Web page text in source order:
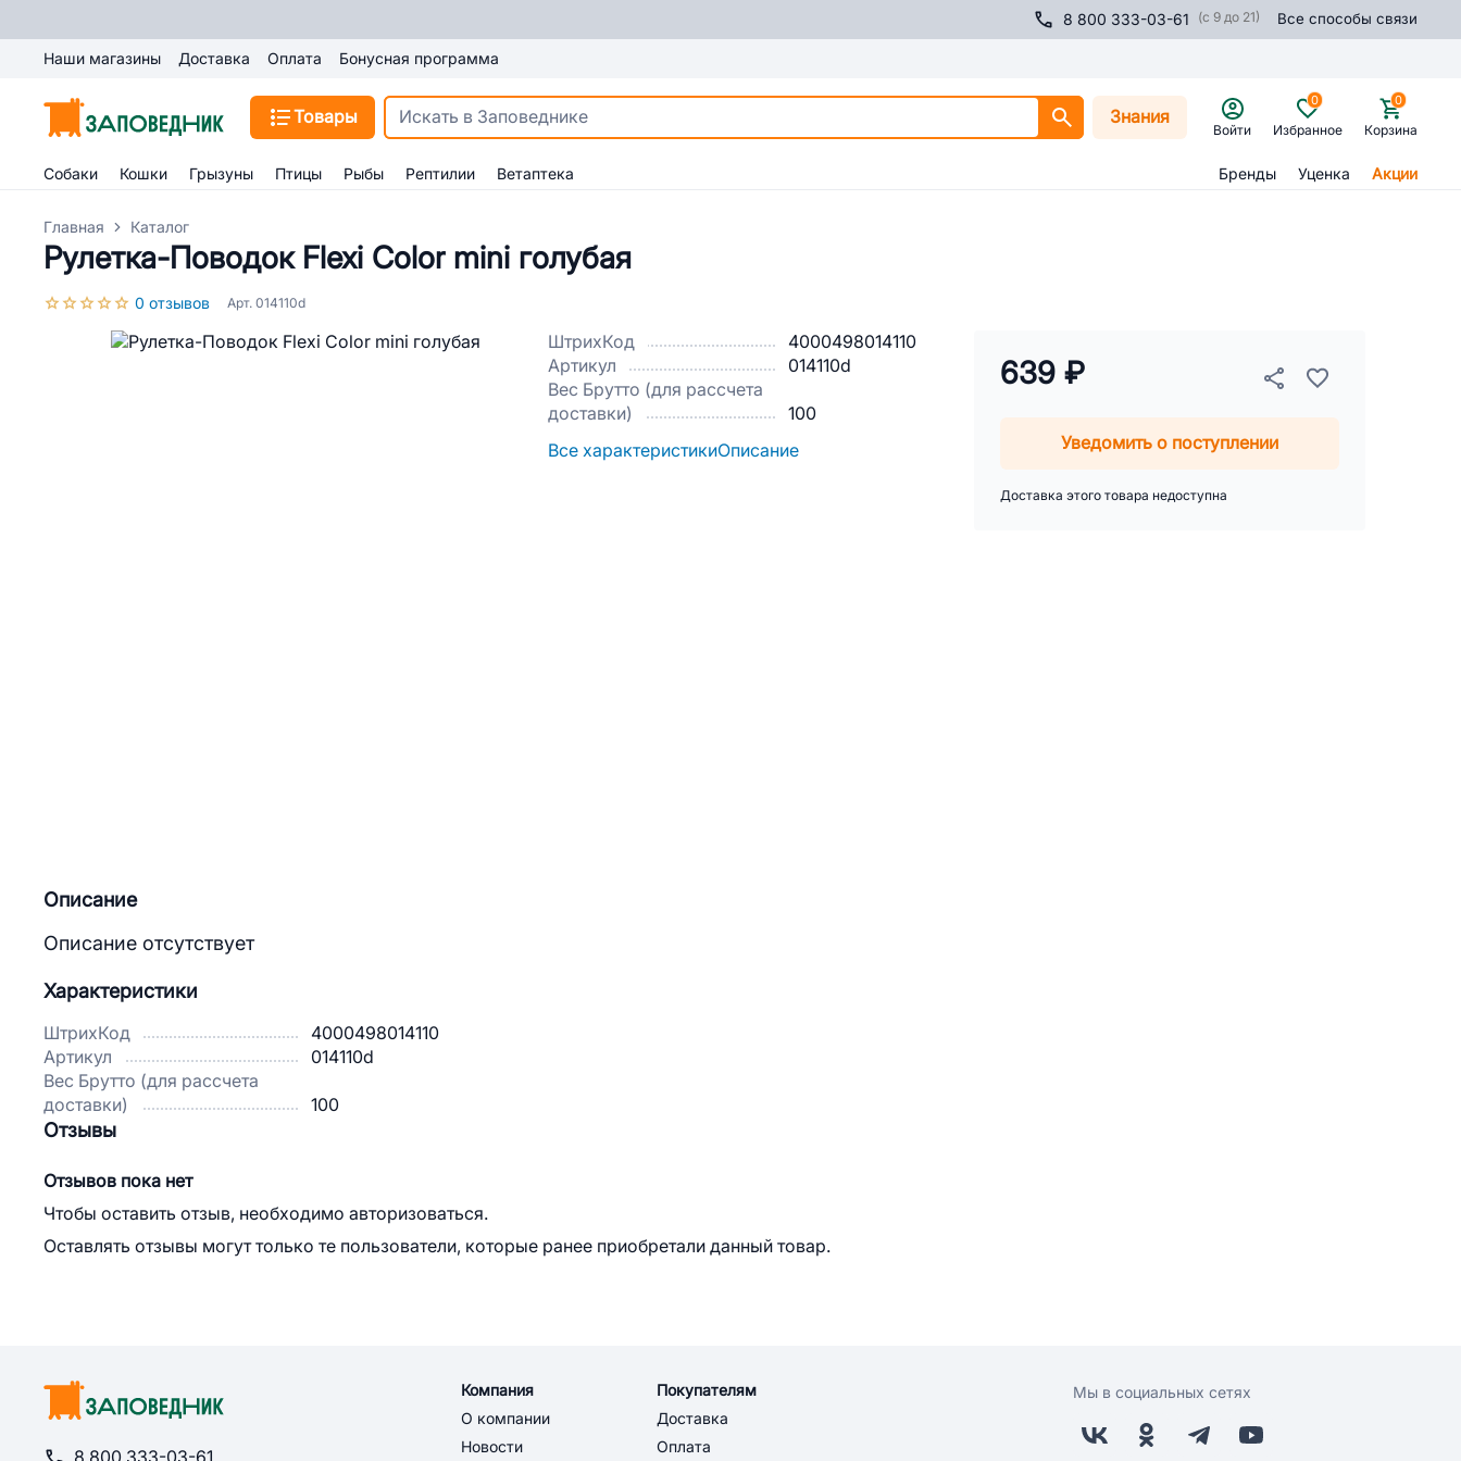
8 800 333-03-61 (с 9 до 21) Все способы связи
Наши магазины Доставка Оплата Бонусная программа
Товары Знания
Войти Избранное
0
Корзина
0
Собаки Кошки Грызуны Птицы Рыбы Рептилии Ветаптека Бренды Уценка Акции
Главная Каталог
Рулетка-Поводок Flexi Color mini голубая
0 отзывов Арт. 014110d
ШтрихКод
4000498014110
Артикул
014110d
Вес Брутто (для рассчета
доставки)
100
Все характеристикиОписание
639 ₽
Уведомить о поступлении
Доставка этого товара недоступна
Описание
Описание отсутствует
Характеристики
ШтрихКод
4000498014110
Артикул
014110d
Вес Брутто (для рассчета
доставки)
100
Отзывы
Отзывов пока нет
Чтобы оставить отзыв, необходимо авторизоваться.
Оставлять отзывы могут только те пользователи, которые ранее приобретали данный товар.
8 800 333-03-61
Компания
О компании
Новости
Покупателям
Доставка
Оплата
Мы в социальных сетях